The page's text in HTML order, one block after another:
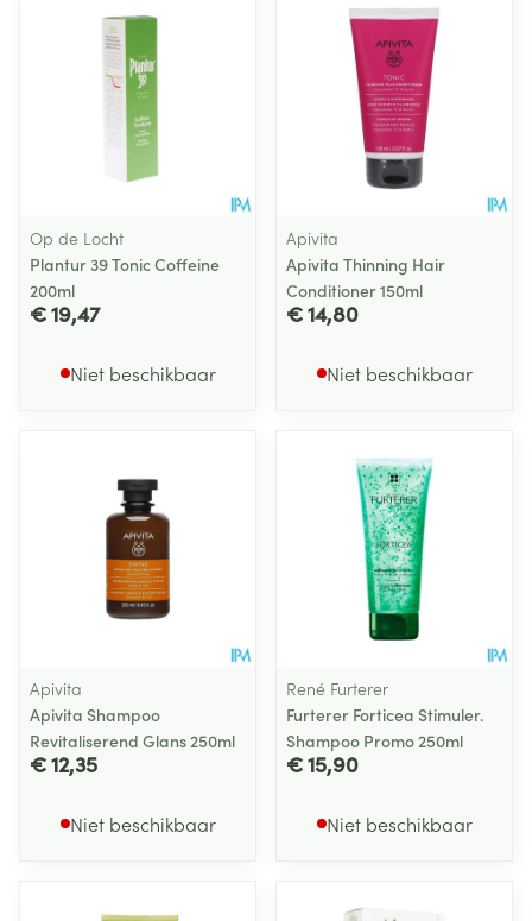
Op de Locht
Plantur 39 Tonic Coffeine
200ml
€ 19,47
Niet beschikbaar
Apivita
Apivita Thinning Hair
Conditioner 150ml
€ 14,80
Niet beschikbaar
Apivita
Apivita Shampoo
Revitaliserend Glans 250ml
€ 12,35
Niet beschikbaar
René Furterer
Furterer Forticea Stimuler.
Shampoo Promo 250ml
€ 15,90
Niet beschikbaar